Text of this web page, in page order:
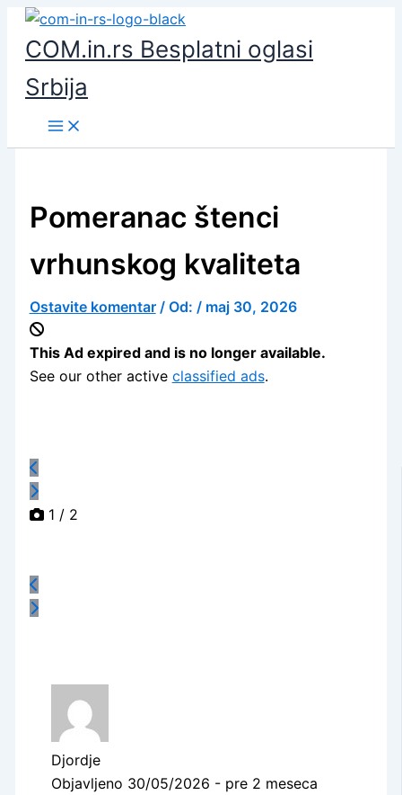
Pređi
sadržaj
COM.in.rs Besplatni oglasi
Srbija
Pomeranac štenci
vrhunskog kvaliteta
Ostavite komentar / Od: / maj 30, 2026
This Ad expired and is no longer available.
See our other active classified ads.
1 / 2
Djordje
Objavljeno 30/05/2026 - pre 2 meseca